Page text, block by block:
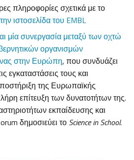
πληροφορίες σχετικά με το
ιστοσελίδα του EMBL
μία συνεργασία μεταξύ των οχτώ
οργανισμών
στην Ευρώπη, που συνδυάζει
εγκαταστάσεις τους και
της Ευρωπαϊκής
επίτευξη των δυνατοτήτων της.
εκπαίδευσης και
δημοσιεύει το Science in School.